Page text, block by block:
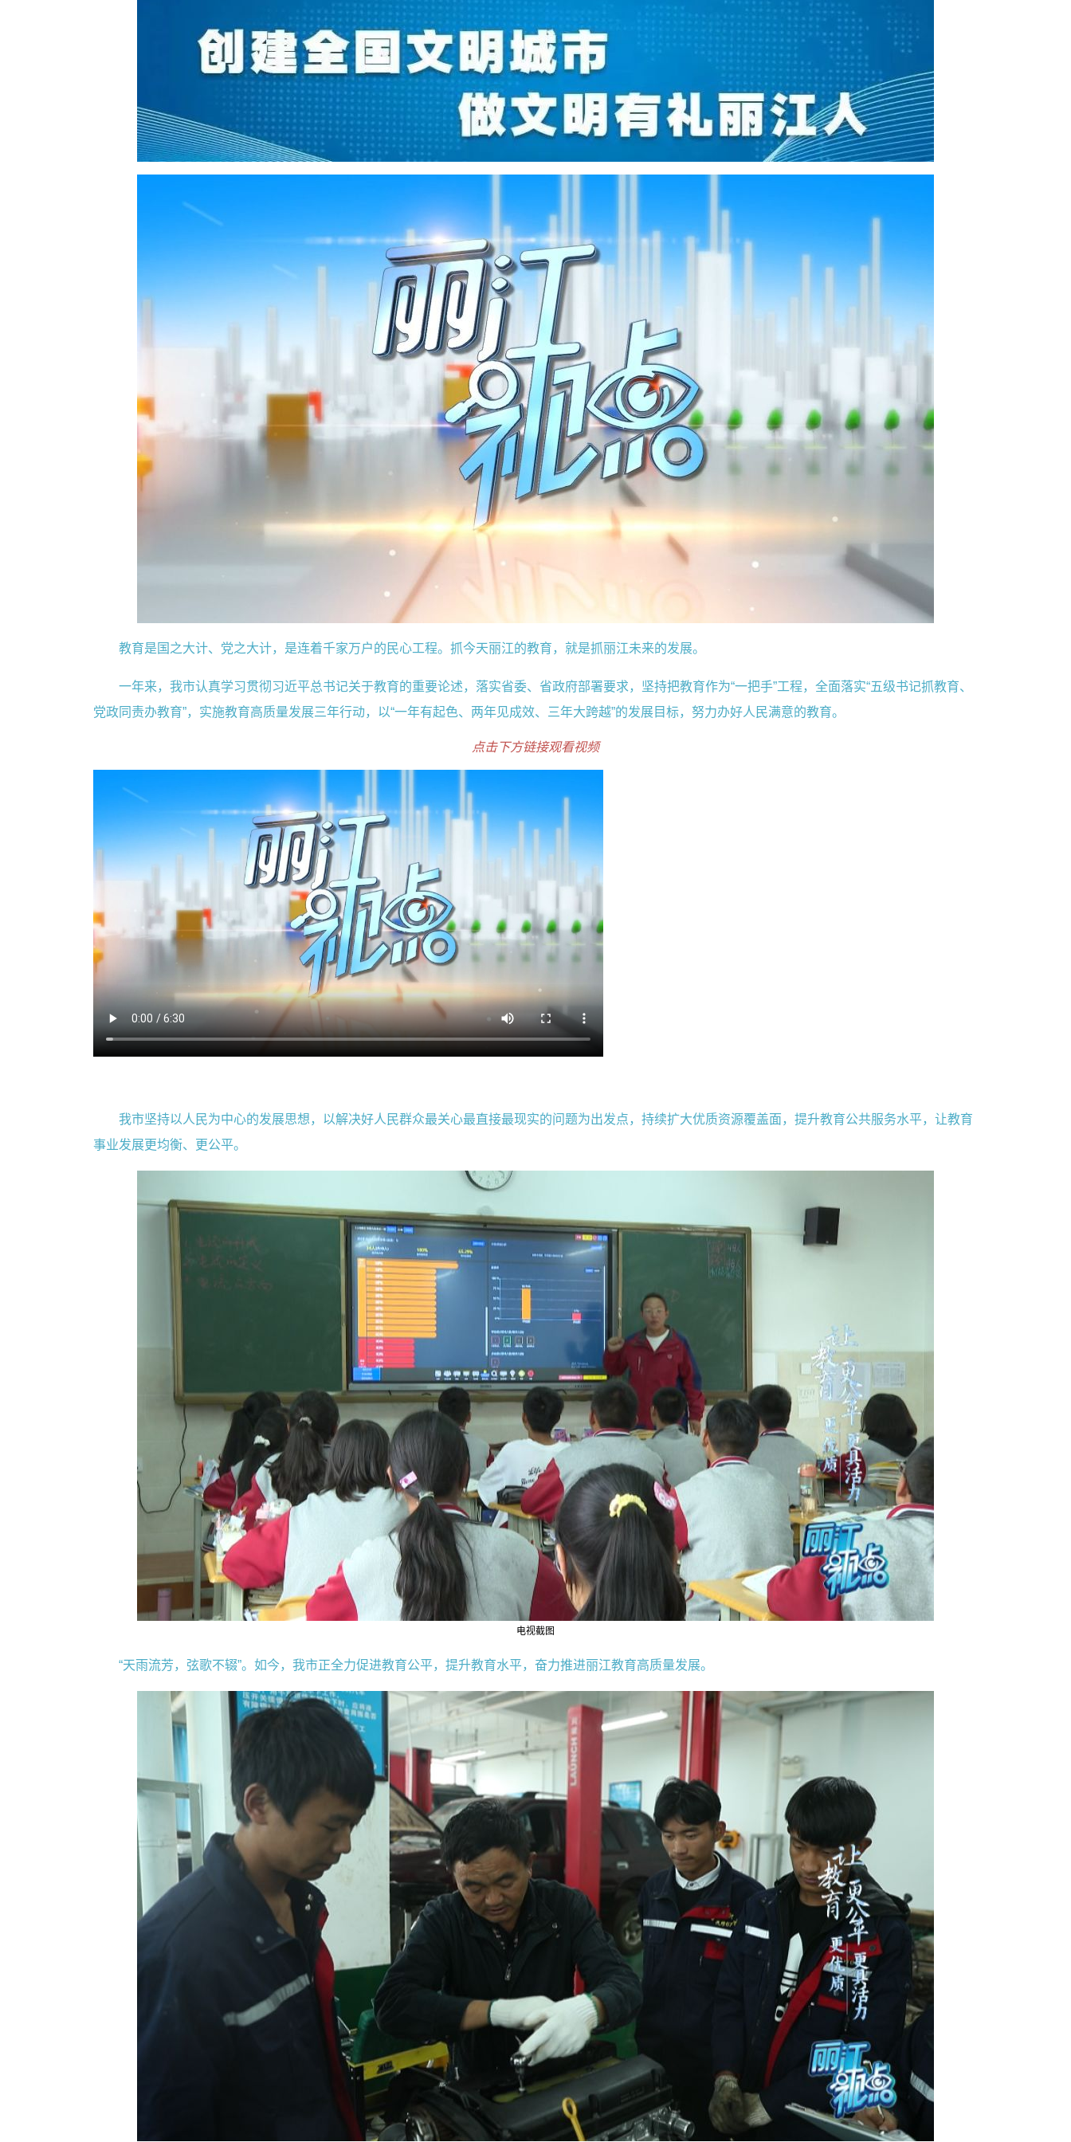
教育是国之大计、党之大计，是连着千家万户的民心工程。抓今天丽江的教育，就是抓丽江未来的发展。
一年来，我市认真学习贯彻习近平总书记关于教育的重要论述，落实省委、省政府部署要求，坚持把教育作为“一把手”工程，全面落实“五级书记抓教育、
党政同责办教育”，实施教育高质量发展三年行动，以“一年有起色、两年见成效、三年大跨越”的发展目标，努力办好人民满意的教育。
点击下方链接观看视频
我市坚持以人民为中心的发展思想，以解决好人民群众最关心最直接最现实的问题为出发点，持续扩大优质资源覆盖面，提升教育公共服务水平，让教育
事业发展更均衡、更公平。
电视截图
“天雨流芳，弦歌不辍”。如今，我市正全力促进教育公平，提升教育水平，奋力推进丽江教育高质量发展。